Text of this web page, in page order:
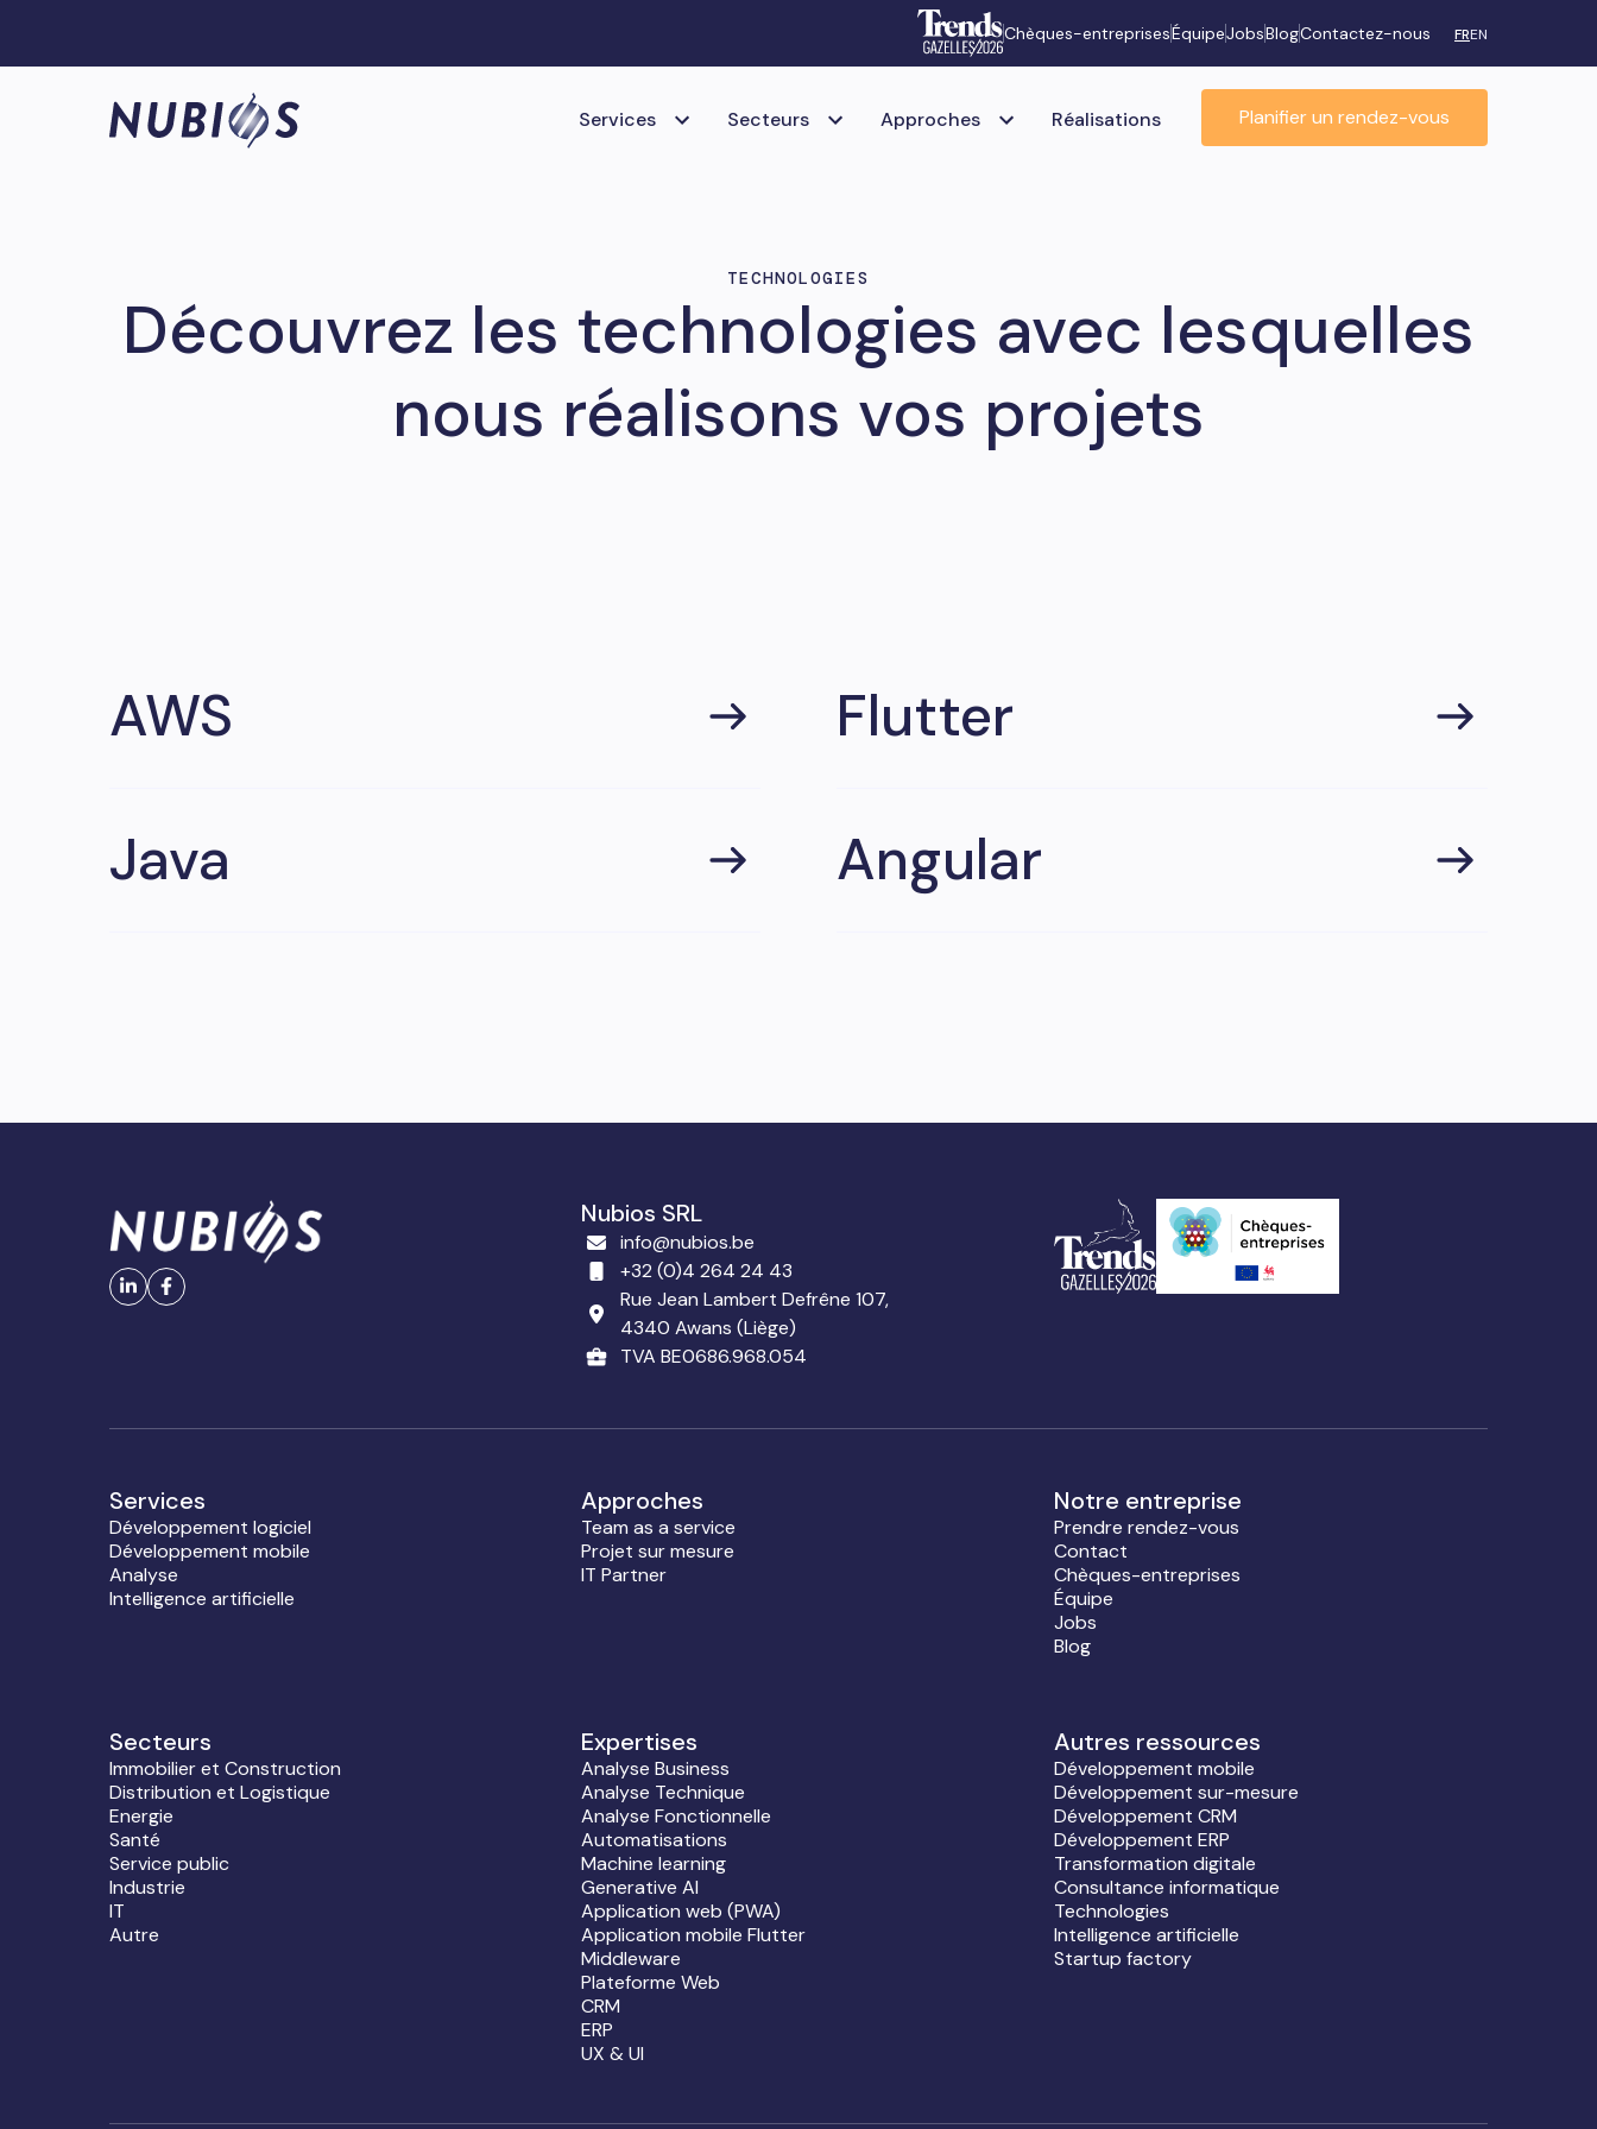
Chèques-entreprisesÉquipeJobsBlogContactez-nous FREN
Services Secteurs Approches Réalisations Planifier un rendez-vous
TECHNOLOGIES
Découvrez les technologies avec lesquelles
nous réalisons vos projets
AWS
Flutter
Java
Angular
Nubios SRL
info@nubios.be
+32 (0)4 264 24 43
Rue Jean Lambert Defrêne 107,
4340 Awans (Liège)
TVA BE0686.968.054
Services
Développement logiciel
Développement mobile
Analyse
Intelligence artificielle
Approches
Team as a service
Projet sur mesure
IT Partner
Notre entreprise
Prendre rendez-vous
Contact
Chèques-entreprises
Équipe
Jobs
Blog
Secteurs
Immobilier et Construction
Distribution et Logistique
Energie
Santé
Service public
Industrie
IT
Autre
Expertises
Analyse Business
Analyse Technique
Analyse Fonctionnelle
Automatisations
Machine learning
Generative AI
Application web (PWA)
Application mobile Flutter
Middleware
Plateforme Web
CRM
ERP
UX & UI
Autres ressources
Développement mobile
Développement sur-mesure
Développement CRM
Développement ERP
Transformation digitale
Consultance informatique
Technologies
Intelligence artificielle
Startup factory